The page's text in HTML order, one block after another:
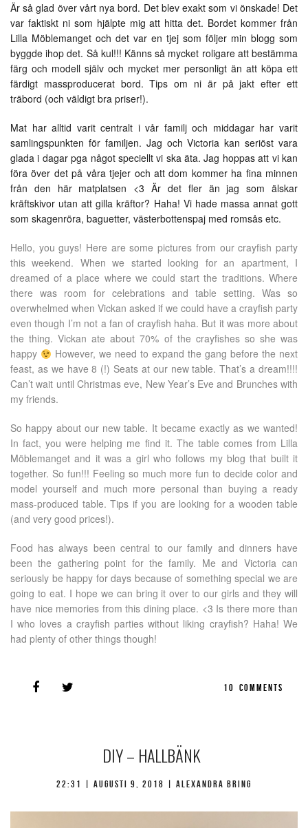
Är så glad över vårt nya bord. Det blev exakt som vi önskade! Det
var faktiskt ni som hjälpte mig att hitta det. Bordet kommer från
Lilla Möblemanget och det var en tjej som följer min blogg som
byggde ihop det. Så kul!!! Känns så mycket roligare att bestämma
färg och modell själv och mycket mer personligt än att köpa ett
färdigt massproducerat bord. Tips om ni är på jakt efter ett
träbord (och väldigt bra priser!).
Mat har alltid varit centralt i vår familj och middagar har varit
samlingspunkten för familjen. Jag och Victoria kan seriöst vara
glada i dagar pga något speciellt vi ska äta. Jag hoppas att vi kan
föra över det på våra tjejer och att dom kommer ha fina minnen
från den här matplatsen <3 Är det fler än jag som älskar
kräftskivor utan att gilla kräftor? Haha! Vi hade massa annat gott
som skagenröra, baguetter, västerbottenspaj med romsås etc.
Hello, you guys! Here are some pictures from our crayfish party
this weekend. When we started looking for an apartment, I
dreamed of a place where we could start the traditions. Where
there was room for celebrations and table setting. Was so
overwhelmed when Vickan asked if we could have a crayfish party
even though I’m not a fan of crayfish haha. But it was more about
the thing. Vickan ate about 70% of the crayfishes so she was
happy
However, we need to expand the gang before the next
feast, as we have 8 (!) Seats at our new table. That’s a dream!!!!
Can’t wait until Christmas eve, New Year’s Eve and Brunches with
my friends.
So happy about our new table. It became exactly as we wanted!
In fact, you were helping me find it. The table comes from Lilla
Möblemanget and it was a girl who follows my blog that built it
together. So fun!!! Feeling so much more fun to decide color and
model yourself and much more personal than buying a ready
mass-produced table. Tips if you are looking for a wooden table
(and very good prices!).
Food has always been central to our family and dinners have
been the gathering point for the family. Me and Victoria can
seriously be happy for days because of something special we are
going to eat. I hope we can bring it over to our girls and they will
have nice memories from this dining place. <3 Is there more than
I who loves a crayfish parties without liking crayfish? Haha! We
had plenty of other things though!
10 COMMENTS
DIY – HALLBÄNK
22:31 | augusti 9, 2018 | Alexandra Bring